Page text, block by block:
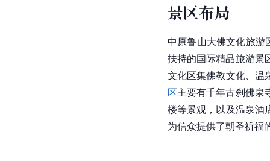
景区布局
中原鲁山大佛文化旅游
扶持的国际精品旅游景
文化区集佛教文化、温
区主要有千年古刹佛
楼等景观，以及温泉酒
为信众提供了朝圣祈福